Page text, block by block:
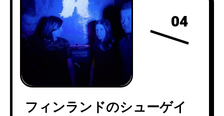
04
フィンランドのシューゲイ